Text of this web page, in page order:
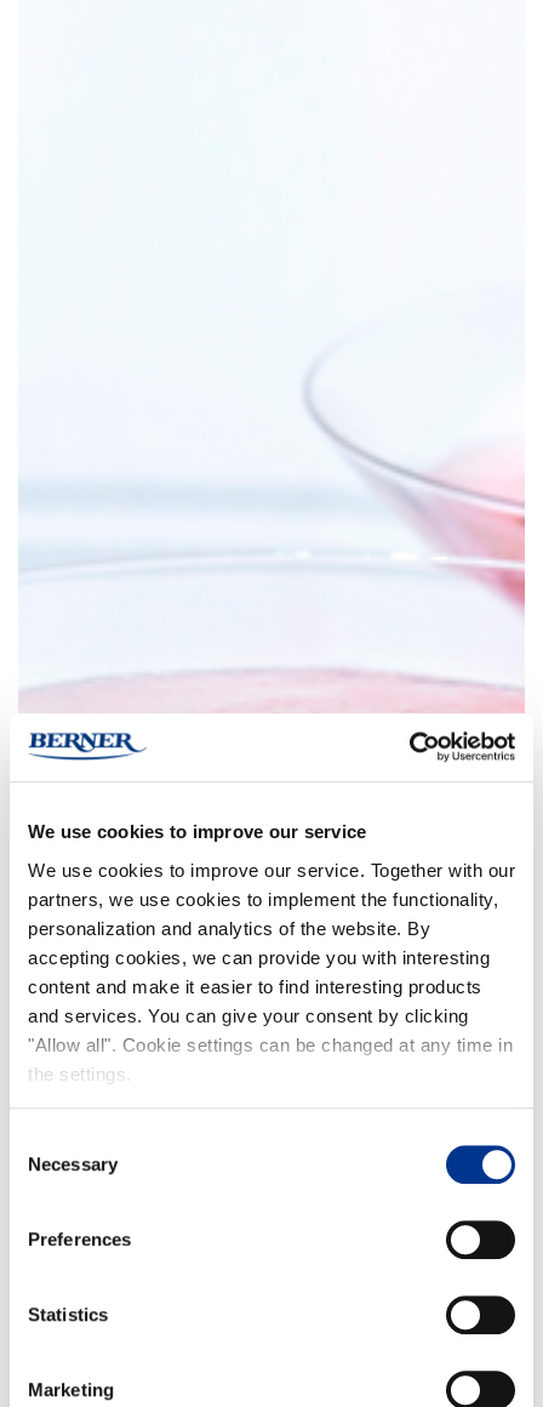
We use cookies to improve our service
We use cookies to improve our service. Together with our
partners, we use cookies to implement the functionality,
personalization and analytics of the website. By
accepting cookies, we can provide you with interesting
content and make it easier to find interesting products
and services. You can give your consent by clicking
"Allow all". Cookie settings can be changed at any time in
the settings.
Selection
Necessary
Preferences
Statistics
Marketing